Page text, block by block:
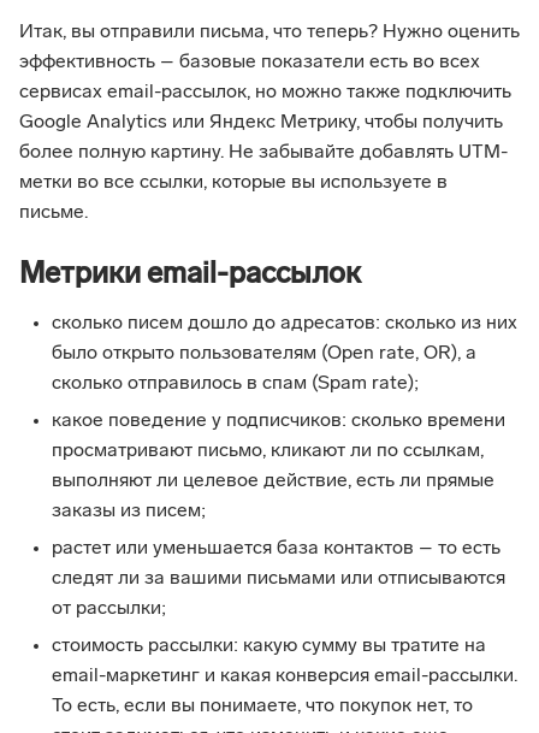
Итак, вы отправили письма, что теперь? Нужно оценить
эффективность – базовые показатели есть во всех
сервисах email-рассылок, но можно также подключить
Google Analytics или Яндекс Метрику, чтобы получить
более полную картину. Не забывайте добавлять UTM-
метки во все ссылки, которые вы используете в
письме.
Метрики email-рассылок
сколько писем дошло до адресатов: сколько из них
было открыто пользователям (Open rate, OR), а
сколько отправилось в спам (Spam rate);
какое поведение у подписчиков: сколько времени
просматривают письмо, кликают ли по ссылкам,
выполняют ли целевое действие, есть ли прямые
заказы из писем;
растет или уменьшается база контактов – то есть
следят ли за вашими письмами или отписываются
от рассылки;
стоимость рассылки: какую сумму вы тратите на
email-маркетинг и какая конверсия email-рассылки.
То есть, если вы понимаете, что покупок нет, то